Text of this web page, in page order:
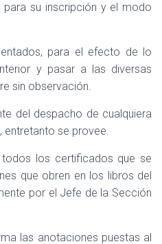
su inscripción y el modo
para el efecto de lo
y pasar a las diversas
sin observación.
del despacho de cualquiera
entretanto se provee.
los certificados que se
que obren en los libros del
por el Jefe de la Sección
las anotaciones puestas al